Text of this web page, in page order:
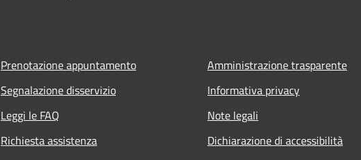
Prenotazione appuntamento
Segnalazione disservizio
Leggi le FAQ
Richiesta assistenza
Amministrazione trasparente
Informativa privacy
Note legali
Dichiarazione di accessibilità